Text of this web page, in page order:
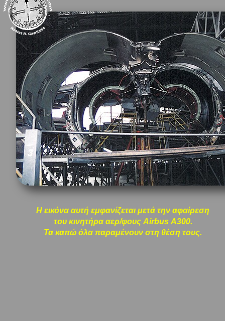
Η εικόνα αυτή εμφανίζεται μετά την αφαίρεση
του κινητήρα αερ/φους Airbus Α300.
Τα καπώ όλα παραμένουν στη θέση τους.